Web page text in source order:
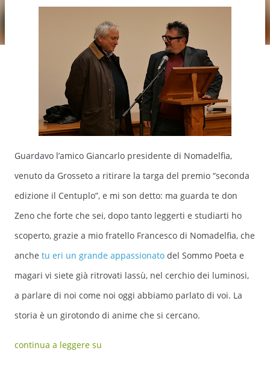
Guardavo l’amico Giancarlo presidente di Nomadelfia,
venuto da Grosseto a ritirare la targa del premio “seconda
edizione il Centuplo”, e mi son detto: ma guarda te don
Zeno che forte che sei, dopo tanto leggerti e studiarti ho
scoperto, grazie a mio fratello Francesco di Nomadelfia, che
anche tu eri un grande appassionato del Sommo Poeta e
magari vi siete già ritrovati lassù, nel cerchio dei luminosi,
a parlare di noi come noi oggi abbiamo parlato di voi. La
storia è un girotondo di anime che si cercano.
continua a leggere su